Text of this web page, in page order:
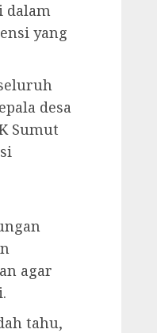
dalam
yang
desa
Sumut
agar
tahu,